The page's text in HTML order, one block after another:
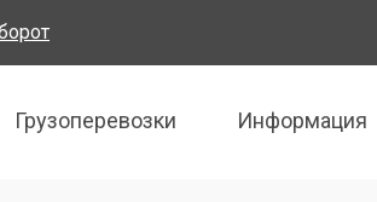
Грузоперевозки Информация